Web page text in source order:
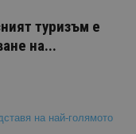
туризъм е
на...